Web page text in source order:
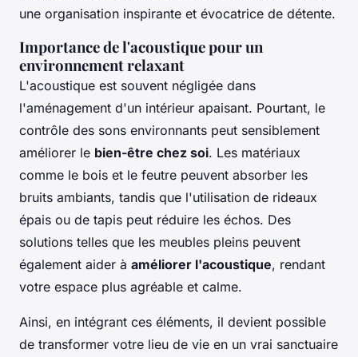
une organisation inspirante et évocatrice de détente.
Importance de l'acoustique pour un
environnement relaxant
L'acoustique est souvent négligée dans
l'aménagement d'un intérieur apaisant. Pourtant, le
contrôle des sons environnants peut sensiblement
améliorer le bien-être chez soi. Les matériaux
comme le bois et le feutre peuvent absorber les
bruits ambiants, tandis que l'utilisation de rideaux
épais ou de tapis peut réduire les échos. Des
solutions telles que les meubles pleins peuvent
également aider à améliorer l'acoustique, rendant
votre espace plus agréable et calme.
Ainsi, en intégrant ces éléments, il devient possible
de transformer votre lieu de vie en un vrai sanctuaire